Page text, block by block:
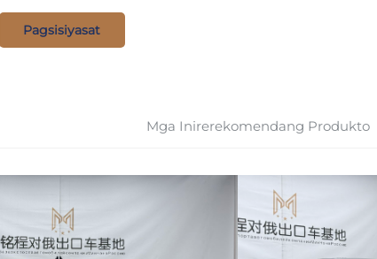
Pagsisiyasat
Mga Inirerekomendang Produkto